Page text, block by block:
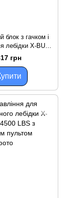
блок з гачком і
лебідки X-BULL
грн